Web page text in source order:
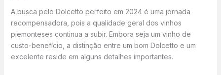
A busca pelo Dolcetto perfeito em 2024 é uma jornada
recompensadora, pois a qualidade geral dos vinhos
piemonteses continua a subir. Embora seja um vinho de
custo-benefício, a distinção entre um bom Dolcetto e um
excelente reside em alguns detalhes importantes.